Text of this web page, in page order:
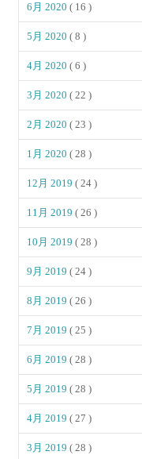
6月 2020( 16 )
5月 2020( 8 )
4月 2020( 6 )
3月 2020( 22 )
2月 2020( 23 )
1月 2020( 28 )
12月 2019( 24 )
11月 2019( 26 )
10月 2019( 28 )
9月 2019( 24 )
8月 2019( 26 )
7月 2019( 25 )
6月 2019( 28 )
5月 2019( 28 )
4月 2019( 27 )
3月 2019( 28 )